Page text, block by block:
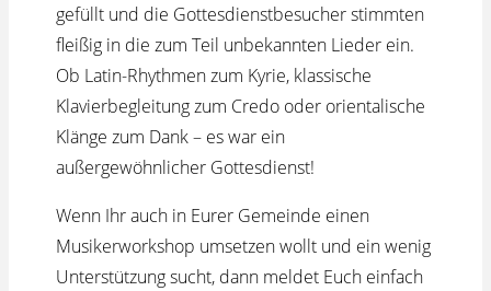
gefüllt und die Gottesdienstbesucher stimmten
fleißig in die zum Teil unbekannten Lieder ein.
Ob Latin-Rhythmen zum Kyrie, klassische
Klavierbegleitung zum Credo oder orientalische
Klänge zum Dank – es war ein
außergewöhnlicher Gottesdienst!
Wenn Ihr auch in Eurer Gemeinde einen
Musikerworkshop umsetzen wollt und ein wenig
Unterstützung sucht, dann meldet Euch einfach